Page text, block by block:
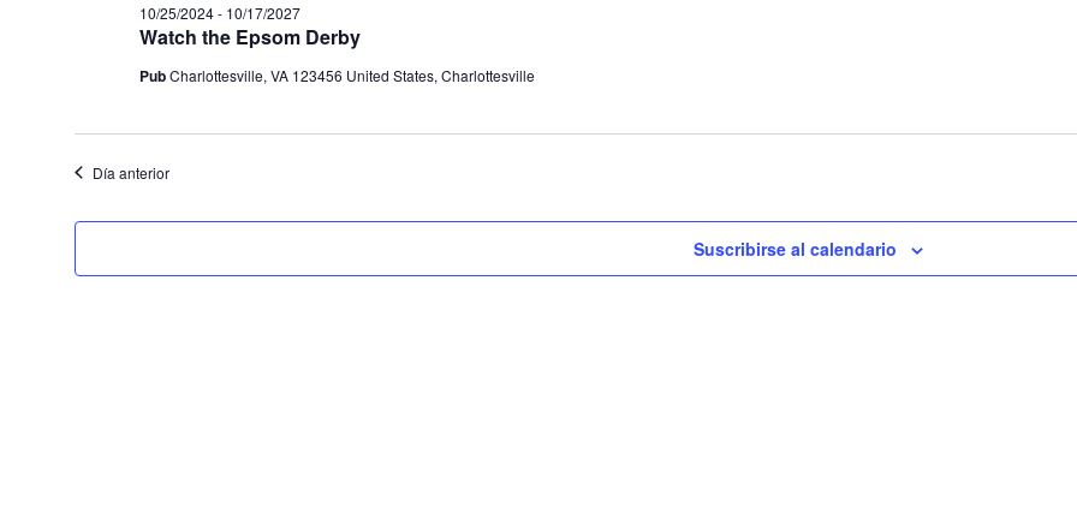
Watch the Epsom Derby
10/25/2024- 10/17/2027
PubCharlottesville, VA 123456 United States, Charlottesville
Día anterior
Suscribirse al calendario